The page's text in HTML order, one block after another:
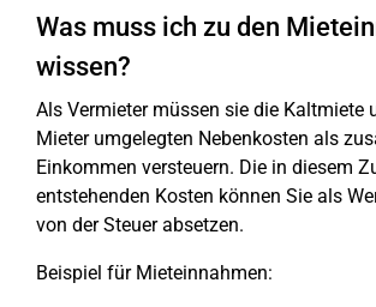
Was muss ich zu den
wissen?
Als Vermieter müssen sie die Kaltmiete
Mieter umgelegten Nebenkosten als
Einkommen versteuern. Die in diesem
entstehenden Kosten können Sie als
von der Steuer absetzen.
Beispiel für Mieteinnahmen: